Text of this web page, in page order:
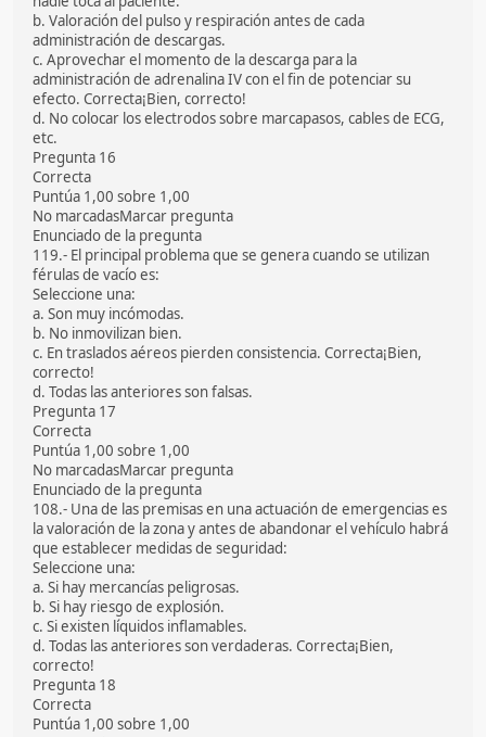
b. Valoración del pulso y respiración antes de cada
administración de descargas.
c. Aprovechar el momento de la descarga para la
administración de adrenalina IV con el fin de potenciar su
efecto. Correcta¡Bien, correcto!
d. No colocar los electrodos sobre marcapasos, cables de ECG,
etc.
Pregunta 16
Correcta
Puntúa 1,00 sobre 1,00
No marcadasMarcar pregunta
Enunciado de la pregunta
119.- El principal problema que se genera cuando se utilizan
férulas de vacío es:
Seleccione una:
a. Son muy incómodas.
b. No inmovilizan bien.
c. En traslados aéreos pierden consistencia. Correcta¡Bien,
correcto!
d. Todas las anteriores son falsas.
Pregunta 17
Correcta
Puntúa 1,00 sobre 1,00
No marcadasMarcar pregunta
Enunciado de la pregunta
108.- Una de las premisas en una actuación de emergencias es
la valoración de la zona y antes de abandonar el vehículo habrá
que establecer medidas de seguridad:
Seleccione una:
a. Si hay mercancías peligrosas.
b. Si hay riesgo de explosión.
c. Si existen líquidos inflamables.
d. Todas las anteriores son verdaderas. Correcta¡Bien,
correcto!
Pregunta 18
Correcta
Puntúa 1,00 sobre 1,00